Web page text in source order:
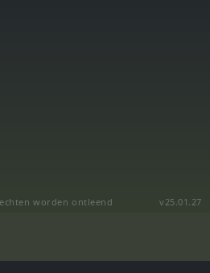
worden ontleend
v25.01.27